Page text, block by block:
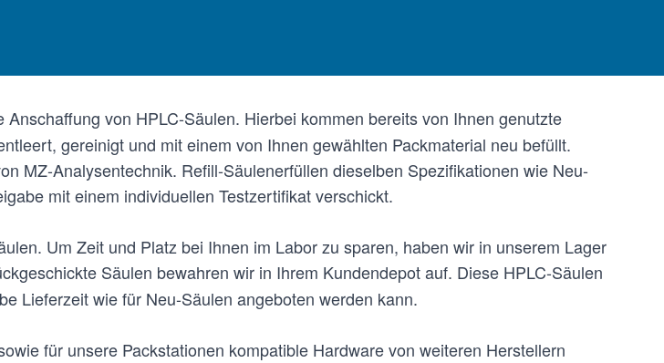
von HPLC-Säulen. Hierbei kommen bereits von Ihnen genutzte
gereinigt und mit einem von Ihnen gewählten Packmaterial neu befüllt.
MZ-Analysentechnik. Refill-Säulenerfüllen dieselben Spezifikationen wie Neu-
mit einem individuellen Testzertifikat verschickt.
Um Zeit und Platz bei Ihnen im Labor zu sparen, haben wir in unserem Lager
Säulen bewahren wir in Ihrem Kundendepot auf. Diese HPLC-Säulen
Lieferzeit wie für Neu-Säulen angeboten werden kann.
für unsere Packstationen kompatible Hardware von weiteren Herstellern